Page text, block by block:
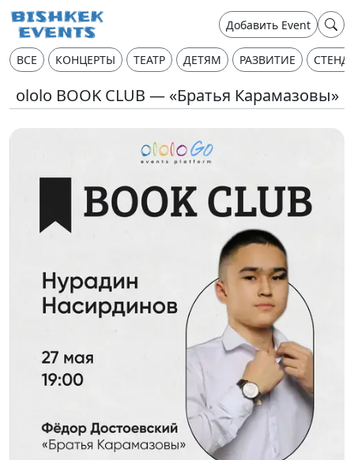
Добавить Event
ВСЕ КОНЦЕРТЫ ТЕАТР ДЕТЯМ РАЗВИТИЕ
ololo BOOK CLUB — «Братья Карамазовы»